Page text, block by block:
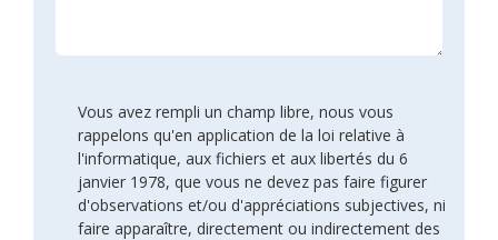
Vous avez rempli un champ libre, nous vous
rappelons qu'en application de la loi relative à
l'informatique, aux fichiers et aux libertés du 6
janvier 1978, que vous ne devez pas faire figurer
d'observations et/ou d'appréciations subjectives, ni
faire apparaître, directement ou indirectement des